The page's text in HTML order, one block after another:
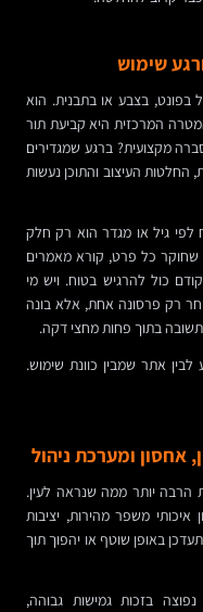
שימוש
בפונט, בצבע או בתבנית. הוא
המרכזית היא קביעת תור
מקצועית? ברגע שמגדירים
העיצוב והתוכן נעשות
לפי גיל או מגדר הוא רק חלק
שחוקר כל פרט, קורא מאמרים
כול להרגיש בטוח. ויש מי
רק פרסונה אחת, אלא בונה
בתוך פחות מחצי דקה.
אתר שמבין כוונת שימוש.
ומערכת ניהול
הרבה יותר ממה שנראה לעין.
משפר מהירות, יציבות
באופן שוטף או יהפוך תוך
בזכות גמישות גבוהה,